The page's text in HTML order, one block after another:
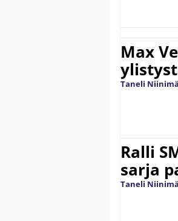
Max
Taneli
Ralli
sarja
Taneli